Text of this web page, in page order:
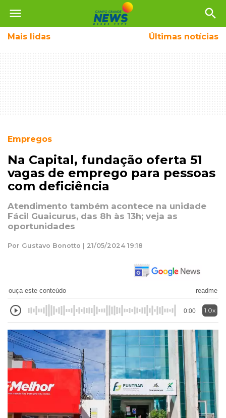
menu search
Mais lidas Últimas notícias
Empregos
Na Capital, fundação oferta 51
vagas de emprego para pessoas
com deficiência
Atendimento também acontece na unidade
Fácil Guaicurus, das 8h às 13h; veja as
oportunidades
Por Gustavo Bonotto | 21/05/2024 19:18
ouça este conteúdo readme
0:00 1.0x